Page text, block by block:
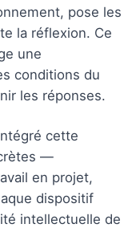
pose les
la réflexion. Ce
une
conditions du
les réponses.
cette
—
en projet,
dispositif
intellectuelle de